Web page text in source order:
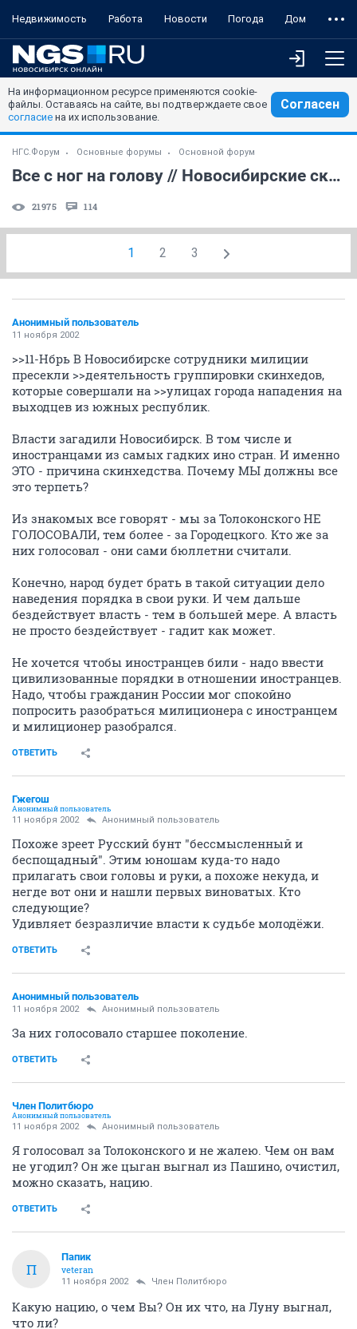
Недвижимость Работа Новости Погода Дом
На информационном ресурсе применяются cookie-
файлы. Оставаясь на сайте, вы подтверждаете свое
согласие на их использование.
Согласен
НГС.Форум Основные форумы Основной форум
Все с ног на голову // Новосибирские скинхеды
21975 114
1 2 3
Анонимный пользователь
11 ноября 2002
>>11-Нбрь В Новосибирске сотрудники милиции
пресекли >>деятельность группировки скинхедов,
которые совершали на >>улицах города нападения на
выходцев из южных республик.
Власти загадили Новосибирск. В том числе и
иностранцами из самых гадких ино стран. И именно
ЭТО - причина скинхедства. Почему МЫ должны все
это терпеть?
Из знакомых все говорят - мы за Толоконского НЕ
ГОЛОСОВАЛИ, тем более - за Городецкого. Кто же за
них голосовал - они сами бюллетни считали.
Конечно, народ будет брать в такой ситуации дело
наведения порядка в свои руки. И чем дальше
бездействует власть - тем в большей мере. А власть
не просто бездействует - гадит как может.
Не хочется чтобы иностранцев били - надо ввести
цивилизованные порядки в отношении иностранцев.
Надо, чтобы гражданин России мог спокойно
попросить разобраться милиционера с иностранцем
и милиционер разобрался.
ОТВЕТИТЬ
Гжегош
Анонимный пользователь
11 ноября 2002 Анонимный пользователь
Похоже зреет Русский бунт "бессмысленный и
беспощадный". Этим юношам куда-то надо
прилагать свои головы и руки, а похоже некуда, и
негде вот они и нашли первых виноватых. Кто
следующие?
Удивляет безразличие власти к судьбе молодёжи.
ОТВЕТИТЬ
Анонимный пользователь
11 ноября 2002 Анонимный пользователь
За них голосовало старшее поколение.
ОТВЕТИТЬ
Член Политбюро
Анонимный пользователь
11 ноября 2002 Анонимный пользователь
Я голосовал за Толоконского и не жалею. Чем он вам
не угодил? Он же цыган выгнал из Пашино, очистил,
можно сказать, нацию.
ОТВЕТИТЬ
П
Папик
veteran
11 ноября 2002 Член Политбюро
Какую нацию, о чем Вы? Он их что, на Луну выгнал,
что ли?